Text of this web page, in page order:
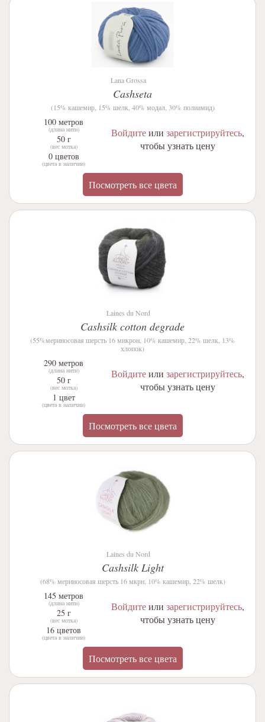
Lana Grossa
Cashseta
(15% кашемир, 15% шелк, 40% модал, 30% полиамид)
100 метров
(длина нити)
50 г
(вес мотка)
0 цветов
(цвета в наличии)
Войдитеили зарегистрируйтесь,
чтобы узнать цену
Посмотреть все цвета
Laines du Nord
Cashsilk cotton degrade
(55%мериносовая шерсть 16 микрон, 10% кашемир, 22% шелк, 13%
хлопок)
290 метров
(длина нити)
50 г
(вес мотка)
1 цвет
(цвета в наличии)
Войдитеили зарегистрируйтесь,
чтобы узнать цену
Посмотреть все цвета
Laines du Nord
Cashsilk Light
(68% мериносовая шерсть 16 мкрн, 10% кашемир, 22% шелк)
145 метров
(длина нити)
25 г
(вес мотка)
16 цветов
(цвета в наличии)
Войдитеили зарегистрируйтесь,
чтобы узнать цену
Посмотреть все цвета